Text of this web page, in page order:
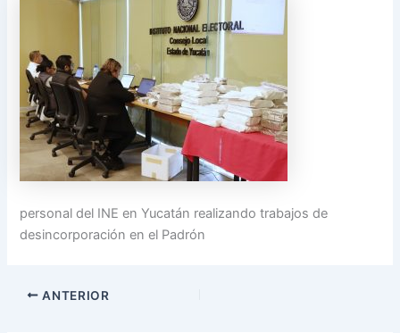
personal del INE en Yucatán realizando trabajos de
desincorporación en el Padrón
ANTERIOR